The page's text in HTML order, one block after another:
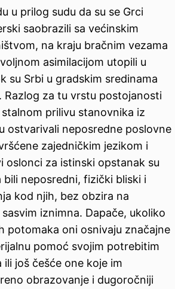
u prilog sudu da su se Grci
saobrazili sa većinskim
na kraju bračnim vezama
asimilacijom utopili u
su Srbi u gradskim sredinama
Razlog za tu vrstu postojanosti
prilivu stanovnika iz
ostvarivali neposredne poslovne
zajedničkim jezikom i
oslonci za istinski opstanak su
bili neposredni, fizički bliski i
kod njih, bez obzira na
iznimna. Dapače, ukoliko
potomaka oni osnivaju značajne
pomoć svojim potrebitim
ili još češće one koje im
obrazovanje i dugoročniji